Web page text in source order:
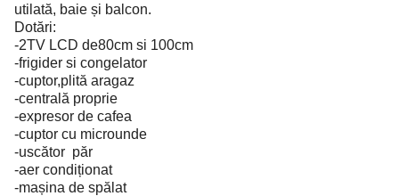
utilată, baie și balcon.
Dotări:
-2TV LCD de80cm si 100cm
-frigider si congelator
-cuptor,plită aragaz
-centrală proprie
-expresor de cafea
-cuptor cu microunde
-uscător păr
-aer condiționat
-mașina de spălat